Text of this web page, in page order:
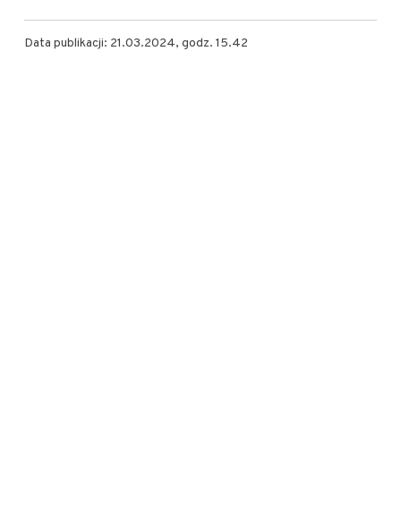
Data publikacji: 21.03.2024, godz. 15.42